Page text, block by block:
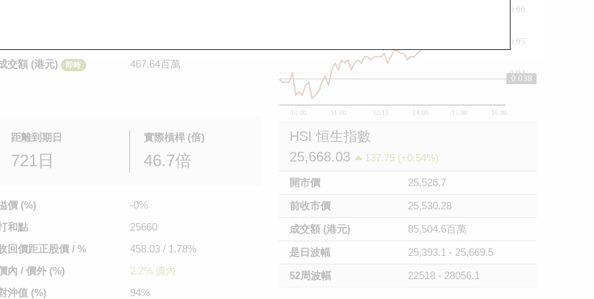
交額 (港元)
即時 467.64百萬
距離到期日
721日
實際槓桿 (倍)
46.7倍
價 (%)
-0%
和點
25660
回價距正股價 / %
458.03 / 1.78%
內 / 價外 (%)
2.2% 價內
沖值 (%)
94%
10:00 11:00 12/13 14:00 15:00 16:00
0.04
0.05
0.06
0.038
HSI 恒生指數
25,668.03
137.75 (+0.54%)
開市價
25,526.7
前收市價
25,530.28
成交額 (港元)
85,504.6百萬
是日波幅
25,393.1 - 25,669.5
52周波幅
22518 - 28056.1